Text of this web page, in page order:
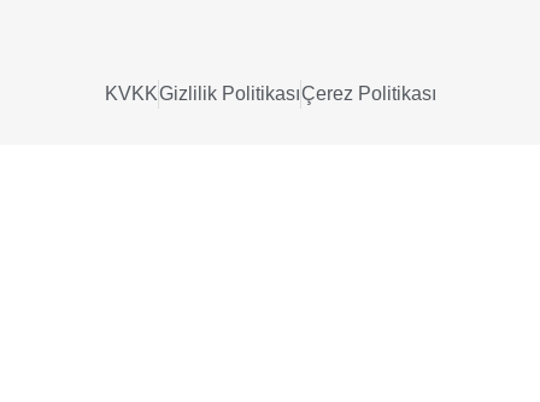
KVKKGizlilik PolitikasıÇerez Politikası